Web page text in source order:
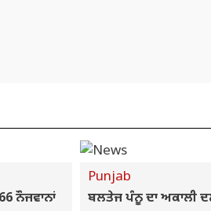
ਨੌਜਵਾਨਾਂ
Punjab
ਬਲਤੇਜ ਪੰਨੂ ਦਾ ਅਕਾਲੀ